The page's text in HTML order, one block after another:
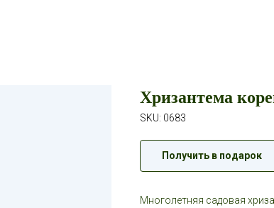
Хризантема
SKU: 0683
Получить в подарок
Многолетняя садовая